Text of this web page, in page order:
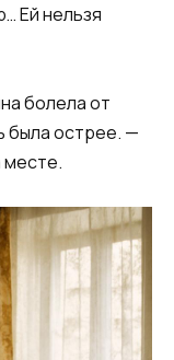
Ей нельзя
болела от
была острее. —
месте.